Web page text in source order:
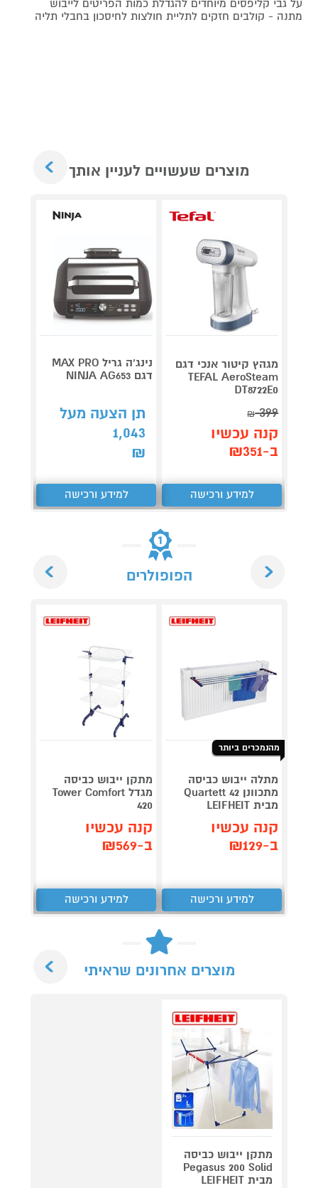
על גבי קליפסים מיוחדים להגדלת כמות הפריטים לייבוש
מתנה - קולבים חזקים לתליית חולצות לחיסכון בחבלי תליה
מוצרים שעשויים לעניין אותך
מגהץ קיטור אנכי דגם
TEFAL AeroSteam
DT8722E0
399
₪
קנה עכשיו
ב-₪351
למידע ורכישה
נינג’ה גריל MAX PRO
דגם NINJA AG653
תן הצעה מעל
1,043
₪
למידע ורכישה
הפופולרים
מהנמכרים ביותר
מתלה ייבוש כביסה
מתכוונן Quartett 42
מבית LEIFHEIT
קנה עכשיו
ב-₪129
למידע ורכישה
מתקן ייבוש כביסה
מגדל Tower Comfort
420
קנה עכשיו
ב-₪569
למידע ורכישה
מוצרים אחרונים שראיתי
מתקן ייבוש כביסה
Pegasus 200 Solid
מבית LEIFHEIT